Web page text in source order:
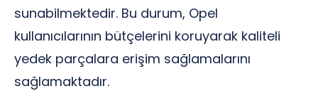
sunabilmektedir. Bu durum, Opel
kullanıcılarının bütçelerini koruyarak kaliteli
yedek parçalara erişim sağlamalarını
sağlamaktadır.